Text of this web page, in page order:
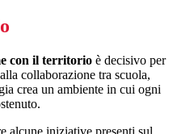
con il territorio è decisivo per
collaborazione tra scuola,
crea un ambiente in cui ogni